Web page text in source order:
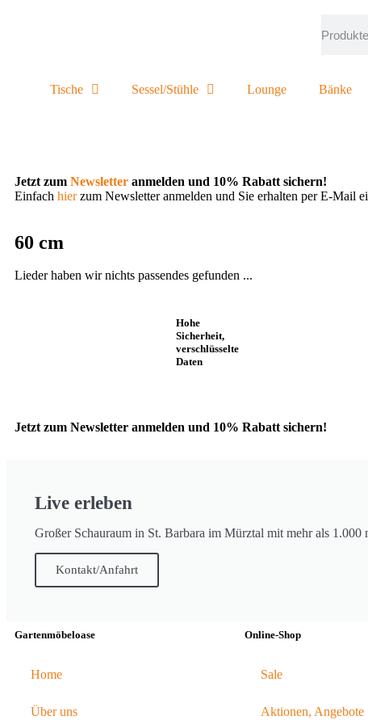
Tische Sessel/Stühle Lounge Bänke
Jetzt zum Newsletter anmelden und 10% Rabatt sichern!
Einfach hierzum Newsletter anmelden und Sie erhalten per E-Mail
60 cm
Lieder haben wir nichts passendes gefunden ...
Hohe
Sicherheit,
verschlüsselte
Daten
Jetzt zum Newsletter anmelden und 10% Rabatt sichern!
Live erleben
Großer Schauraum in St. Barbara im Mürztal mit mehr als 1.000
Kontakt/Anfahrt
Gartenmöbeloase
Home
Über uns
Online-Shop
Sale
Aktionen, Angebote